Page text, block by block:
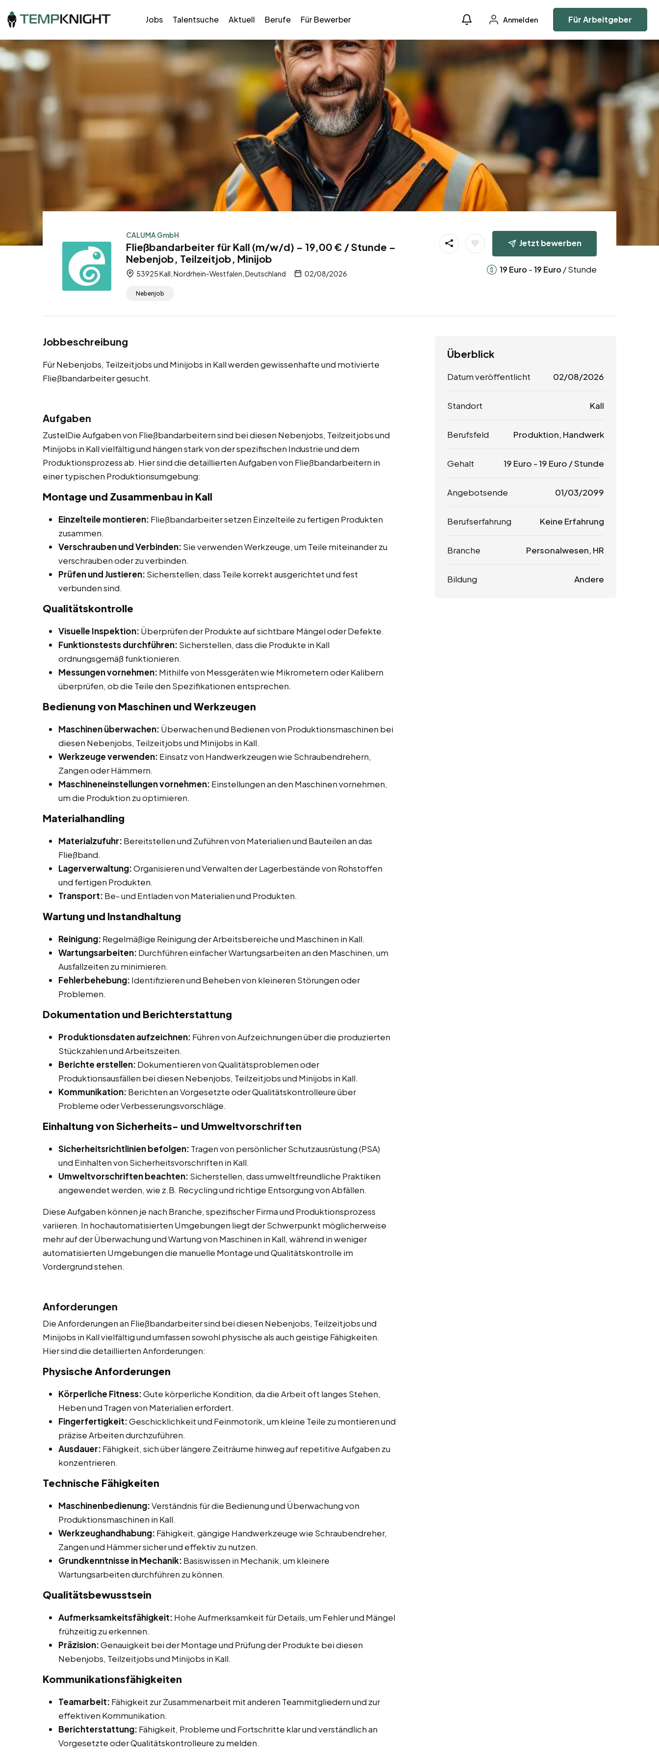
Jobs Talentsuche Aktuell Berufe Für Bewerber Anmelden Für Arbeitgeber
CALUMA GmbH
Fließbandarbeiter für Kall (m/w/d) – 19,00 € / Stunde –
Nebenjob, Teilzeitjob, Minijob
53925 Kall, Nordrhein-Westfalen, Deutschland 02/08/2026
Nebenjob
Jetzt bewerben
19 Euro -19 Euro / Stunde
Jobbeschreibung
Für Nebenjobs, Teilzeitjobs und Minijobs in Kall werden gewissenhafte und motivierte
Fließbandarbeiter gesucht.
Aufgaben
ZustelDie Aufgaben von Fließbandarbeitern sind bei diesen Nebenjobs, Teilzeitjobs und
Minijobs in Kall vielfältig und hängen stark von der spezifischen Industrie und dem
Produktionsprozess ab. Hier sind die detaillierten Aufgaben von Fließbandarbeitern in
einer typischen Produktionsumgebung:
Montage und Zusammenbau in Kall
Einzelteile montieren: Fließbandarbeiter setzen Einzelteile zu fertigen Produkten
zusammen.
Verschrauben und Verbinden: Sie verwenden Werkzeuge, um Teile miteinander zu
verschrauben oder zu verbinden.
Prüfen und Justieren: Sicherstellen, dass Teile korrekt ausgerichtet und fest
verbunden sind.
Qualitätskontrolle
Visuelle Inspektion: Überprüfen der Produkte auf sichtbare Mängel oder Defekte.
Funktionstests durchführen: Sicherstellen, dass die Produkte in Kall
ordnungsgemäß funktionieren.
Messungen vornehmen: Mithilfe von Messgeräten wie Mikrometern oder Kalibern
überprüfen, ob die Teile den Spezifikationen entsprechen.
Bedienung von Maschinen und Werkzeugen
Maschinen überwachen: Überwachen und Bedienen von Produktionsmaschinen bei
diesen Nebenjobs, Teilzeitjobs und Minijobs in Kall.
Werkzeuge verwenden: Einsatz von Handwerkzeugen wie Schraubendrehern,
Zangen oder Hämmern.
Maschineneinstellungen vornehmen: Einstellungen an den Maschinen vornehmen,
um die Produktion zu optimieren.
Materialhandling
Materialzufuhr: Bereitstellen und Zuführen von Materialien und Bauteilen an das
Fließband.
Lagerverwaltung:Organisieren und Verwalten der Lagerbestände von Rohstoffen
und fertigen Produkten.
Transport: Be- und Entladen von Materialien und Produkten.
Wartung und Instandhaltung
Reinigung: Regelmäßige Reinigung der Arbeitsbereiche und Maschinen in Kall.
Wartungsarbeiten: Durchführen einfacher Wartungsarbeiten an den Maschinen, um
Ausfallzeiten zu minimieren.
Fehlerbehebung: Identifizieren und Beheben von kleineren Störungen oder
Problemen.
Dokumentation und Berichterstattung
Produktionsdaten aufzeichnen: Führen von Aufzeichnungen über die produzierten
Stückzahlen und Arbeitszeiten.
Berichte erstellen: Dokumentieren von Qualitätsproblemen oder
Produktionsausfällen bei diesen Nebenjobs, Teilzeitjobs und Minijobs in Kall.
Kommunikation: Berichten an Vorgesetzte oder Qualitätskontrolleure über
Probleme oder Verbesserungsvorschläge.
Einhaltung von Sicherheits- und Umweltvorschriften
Sicherheitsrichtlinien befolgen: Tragen von persönlicher Schutzausrüstung (PSA)
und Einhalten von Sicherheitsvorschriften in Kall.
Umweltvorschriften beachten: Sicherstellen, dass umweltfreundliche Praktiken
angewendet werden, wie z.B. Recycling und richtige Entsorgung von Abfällen.
Diese Aufgaben können je nach Branche, spezifischer Firma und Produktionsprozess
variieren. In hochautomatisierten Umgebungen liegt der Schwerpunkt möglicherweise
mehr auf der Überwachung und Wartung von Maschinen in Kall, während in weniger
automatisierten Umgebungen die manuelle Montage und Qualitätskontrolle im
Vordergrund stehen.
Anforderungen
Die Anforderungen an Fließbandarbeiter sind bei diesen Nebenjobs, Teilzeitjobs und
Minijobs in Kall vielfältig und umfassen sowohl physische als auch geistige Fähigkeiten.
Hier sind die detaillierten Anforderungen:
Physische Anforderungen
Körperliche Fitness:Gute körperliche Kondition, da die Arbeit oft langes Stehen,
Heben und Tragen von Materialien erfordert.
Fingerfertigkeit:Geschicklichkeit und Feinmotorik, um kleine Teile zu montieren und
präzise Arbeiten durchzuführen.
Ausdauer: Fähigkeit, sich über längere Zeiträume hinweg auf repetitive Aufgaben zu
konzentrieren.
Technische Fähigkeiten
Maschinenbedienung:Verständnis für die Bedienung und Überwachung von
Produktionsmaschinen in Kall.
Werkzeughandhabung: Fähigkeit, gängige Handwerkzeuge wie Schraubendreher,
Zangen und Hämmer sicher und effektiv zu nutzen.
Grundkenntnisse in Mechanik: Basiswissen in Mechanik, um kleinere
Wartungsarbeiten durchführen zu können.
Qualitätsbewusstsein
Aufmerksamkeitsfähigkeit: Hohe Aufmerksamkeit für Details, um Fehler und Mängel
frühzeitig zu erkennen.
Präzision:Genauigkeit bei der Montage und Prüfung der Produkte bei diesen
Nebenjobs, Teilzeitjobs und Minijobs in Kall.
Kommunikationsfähigkeiten
Teamarbeit: Fähigkeit zur Zusammenarbeit mit anderen Teammitgliedern und zur
effektiven Kommunikation.
Berichterstattung: Fähigkeit, Probleme und Fortschritte klar und verständlich an
Vorgesetzte oder Qualitätskontrolleure zu melden.
Überblick
Datum veröffentlicht 02/08/2026
Standort Kall
Berufsfeld Produktion, Handwerk
Gehalt 19 Euro -19 Euro / Stunde
Angebotsende 01/03/2099
Berufserfahrung Keine Erfahrung
Branche Personalwesen, HR
Bildung Andere